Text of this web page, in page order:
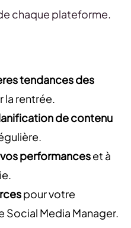
chaque plateforme.
tendances des
la rentrée.
de contenu
performanceset à
pour votre
Social Media Manager.